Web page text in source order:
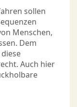
sollen
Menschen,
Dem
Auch hier